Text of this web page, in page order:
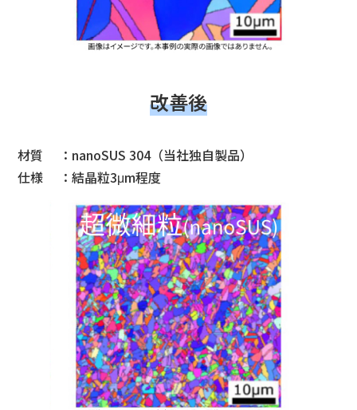
改善後
材質 ：nanoSUS 304（当社独自製品）
仕様 ：結晶粒3μm程度